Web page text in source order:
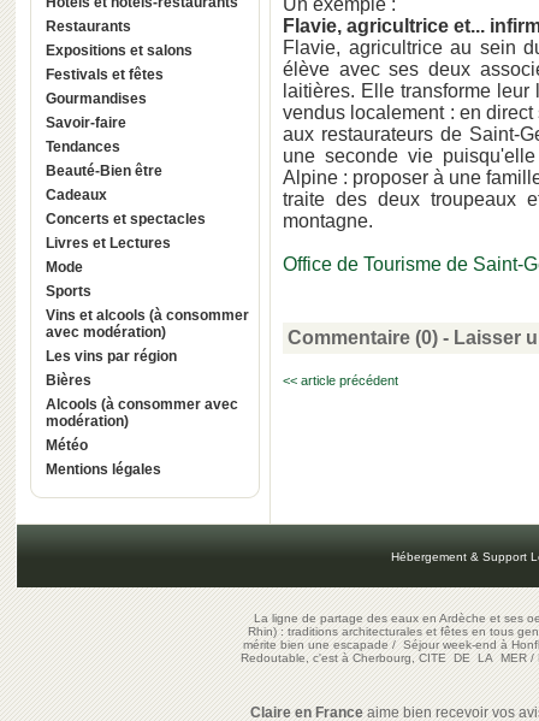
Restaurants
Expositions et salons
Festivals et fêtes
Gourmandises
Savoir-faire
Tendances
Beauté-Bien être
Cadeaux
Concerts et spectacles
Livres et Lectures
Mode
Sports
Vins et alcools (à consommer
avec modération)
Les vins par région
Bières
Alcools (à consommer avec
modération)
Météo
Mentions légales
Un exemple :
Flavie, agricultrice et...
Flavie, agricultrice au sein
élève avec ses deux
laitières. Elle transforme
vendus localement : en
aux restaurateurs de Saint-
une seconde vie
Alpine : proposer à une
traite des deux troupeaux
montagne.
Office de Tourisme de Saint-
Commentaire (0) - Laisser
<< article précédent
Hébergement & Support
La ligne de partage des eaux en Ardèche et ses
Rhin) : traditions architecturales et fêtes en tous
mérite bien une escapade/Séjour week-end à
Redoutable, c'est à Cherbourg, CITE DE LA MER/
Claire en Franceaime bien recevoir vos